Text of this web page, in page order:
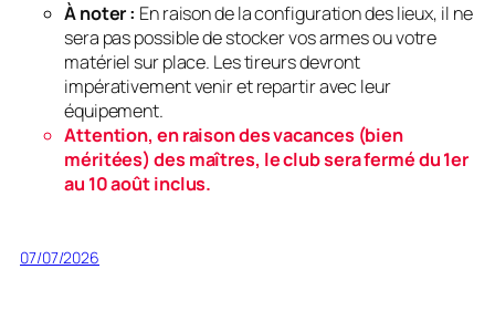
À noter : En raison de la configuration des lieux, il ne
sera pas possible de stocker vos armes ou votre
matériel sur place. Les tireurs devront
impérativement venir et repartir avec leur
équipement.
Attention, en raison des vacances (bien
méritées) des maîtres, le club sera fermé du 1er
au 10 août inclus.
07/07/2026